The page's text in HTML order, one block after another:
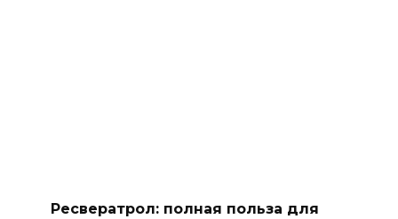
Ресвератрол: полная польза для